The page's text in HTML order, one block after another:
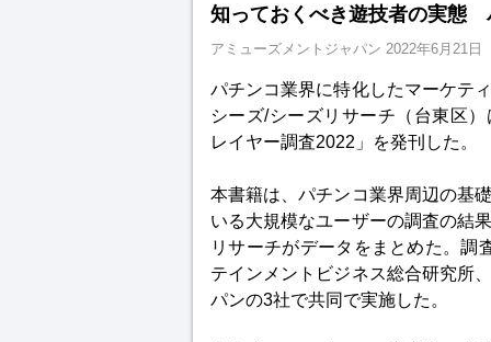
知っておくべき遊技者の実態
アミューズメントジャパン 2022年6月21日
パチンコ業界に特化したマーケテ
シーズ/シーズリサーチ（台東区
レイヤー調査2022」を発刊した。
本書籍は、パチンコ業界周辺の基
いる大規模なユーザーの調査の結
リサーチがデータをまとめた。調
テインメントビジネス総合研究所
パンの3社で共同で実施した。